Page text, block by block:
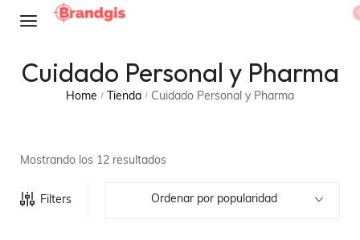
Cuidado Personal y Pharma
Home / Tienda / Cuidado Personal y Pharma
Mostrando los 12 resultados
Filters Ordenar por popularidad